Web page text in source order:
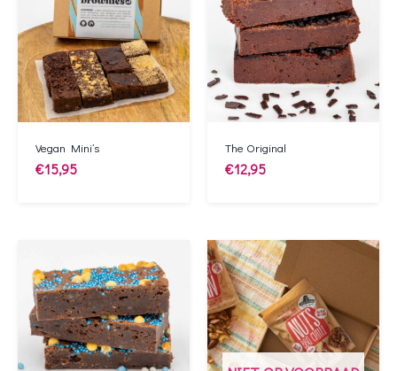
Vegan Mini’s
€15,95
The Original
€12,95